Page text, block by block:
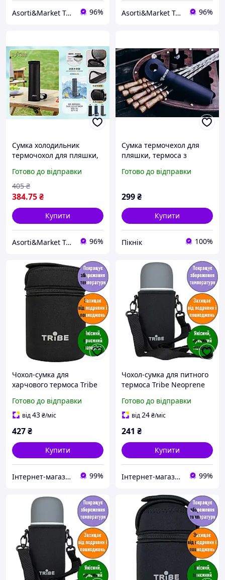
Asorti&Market Товари для дома-родини 96% Asorti&Market Товари для дома-родини 96%
Сумка холодильник
термочохол для пляшки,
водостійка в асортименті.
12х12х34 см. 2 л.
Готово до відправки
384.75₴
405 ₴
Купити
Asorti&Market Товари для дома-родини 96%
Сумка термочехол для
пляшки, термоса з
Reckless
Готово до відправки
299₴
Купити
Пікнік 100%
Чохол-сумка для
харчового термоса Tribe
19,5х11х11см. Термочохол
для термоса. T-DF-0005-
Готово до відправки
від43₴/міс
427₴
Купити
Інтернет-магазин «ЧАЙКА» — якісні товари для побуту, спорту, відпочинку та туризму. 99%
Чохол-сумка для питного
термоса Tribe Neoprene
Термочохол для термоса
T-DF-0017
Готово до відправки
від24₴/міс
241 ₴
Купити
Інтернет-магазин «ЧАЙКА» — якісні товари для побуту, спорту, відпочинку та туризму. 99%